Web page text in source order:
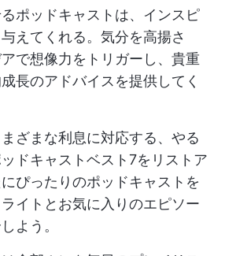
ポッドキャストは、インスピ
えてくれる。気分を高揚さ
で想像力をトリガーし、貴重
長のアドバイスを提供してく
ざまな利息に対応する、やる
ドキャストベスト7をリストア
ぴったりのポッドキャストを
イトとお気に入りのエピソー
よう。